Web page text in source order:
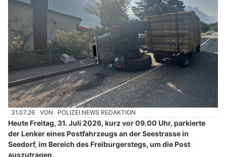
31.07.26 VON POLIZEI.NEWS REDAKTION
Heute Freitag, 31. Juli 2026, kurz vor 09.00 Uhr, parkierte
der Lenker eines Postfahrzeugs an der Seestrasse in
Seedorf, im Bereich des Freiburgerstegs, um die Post
auszutragen.